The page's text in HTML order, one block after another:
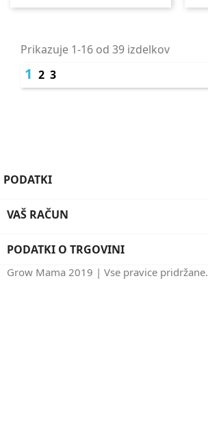
Prikazuje 1-16 od 39 izdelkov
1 2 3
PODATKI
VAŠ RAČUN
PODATKI O TRGOVINI
Grow Mama 2019 | Vse pravice pridržane.